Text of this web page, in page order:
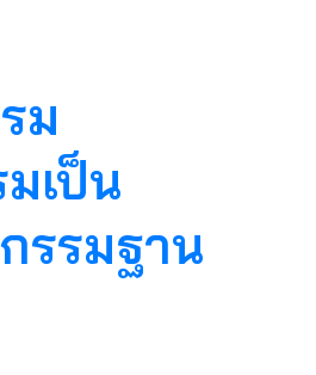
ม
เป็น
รรมฐาน